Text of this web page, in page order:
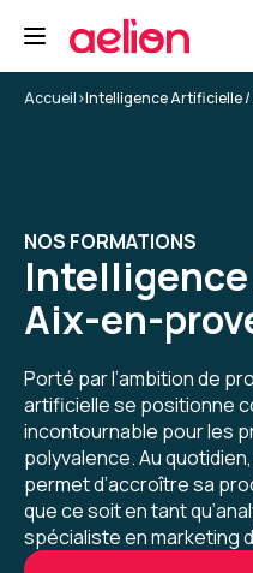
Accueil>Intelligence Artificielle
NOS FORMATIONS
Aix-en-
Porté par l’ambition de
artificielle se positionne
incontournable pour les
polyvalence. Au
permet d’accroître sa
que ce soit en tant
spécialiste en marketing
Une excellente
Formation : IA
Christine D.
Formation très
d'en avoir manqué
déconnexions suite à
automatique du
pas mes
pas mal de ses
Toutefois le seconde
sa pause de me